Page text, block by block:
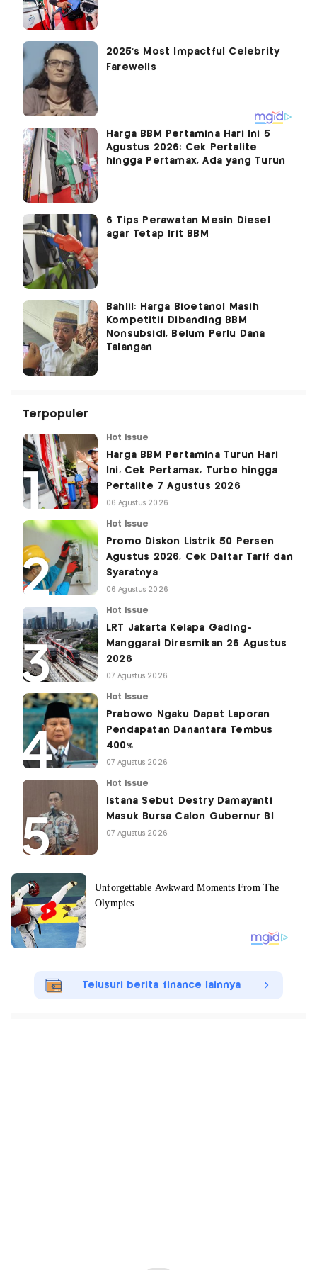
Harga BBM Pertamina Hari Ini 5
Agustus 2026: Cek Pertalite
hingga Pertamax, Ada yang Turun
6 Tips Perawatan Mesin Diesel
agar Tetap Irit BBM
Bahlil: Harga Bioetanol Masih
Kompetitif Dibanding BBM
Nonsubsidi, Belum Perlu Dana
Talangan
Terpopuler
Hot Issue
Harga BBM Pertamina Turun Hari
Ini, Cek Pertamax, Turbo hingga
Pertalite 7 Agustus 2026
06 Agustus 2026
Hot Issue
Promo Diskon Listrik 50 Persen
Agustus 2026, Cek Daftar Tarif dan
Syaratnya
06 Agustus 2026
Hot Issue
LRT Jakarta Kelapa Gading-
Manggarai Diresmikan 26 Agustus
2026
07 Agustus 2026
Hot Issue
Prabowo Ngaku Dapat Laporan
Pendapatan Danantara Tembus
400%
07 Agustus 2026
Hot Issue
Istana Sebut Destry Damayanti
Masuk Bursa Calon Gubernur BI
07 Agustus 2026
Telusuri berita finance lainnya